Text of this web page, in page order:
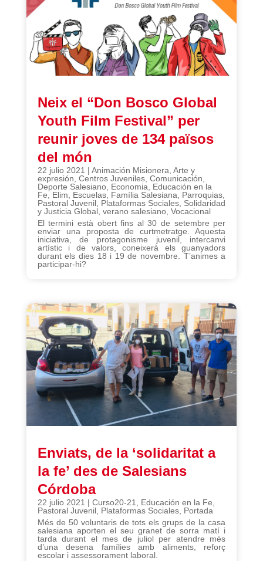
Neix el “Don Bosco Global
Youth Film Festival” per
reunir joves de 134 països
del món
22 julio 2021 | Animación Misionera Arte y
expresión Centros Juveniles, Comunicación
Deporte Salesiano, Economia
Educación en la
Fe
Elim Escuelas, Família Salesiana Parroquias,
Pastoral Juvenil, Plataformas Sociales, Solidaridad
y Justicia Global, verano salesiano, Vocacional
El termini està obert fins al 30 de setembre per
enviar una proposta de curtmetratge. Aquesta
iniciativa, de protagonisme juvenil, intercanvi
artístic i de valors, coneixerà els guanyadors
durant els dies 18 i 19 de novembre. T’animes a
participar-hi?
Enviats, de la ‘solidaritat a
la fe’ des de Salesians
Córdoba
22 julio 2021 | Curso20-21 Educación en la Fe
Pastoral Juvenil, Plataformas Sociales, Portada
Més de 50 voluntaris de tots els grups de la casa
salesiana aporten el seu granet de sorra matí i
tarda durant el mes de juliol per atendre més
d’una desena famílies amb aliments, reforç
escolar i assessorament laboral.